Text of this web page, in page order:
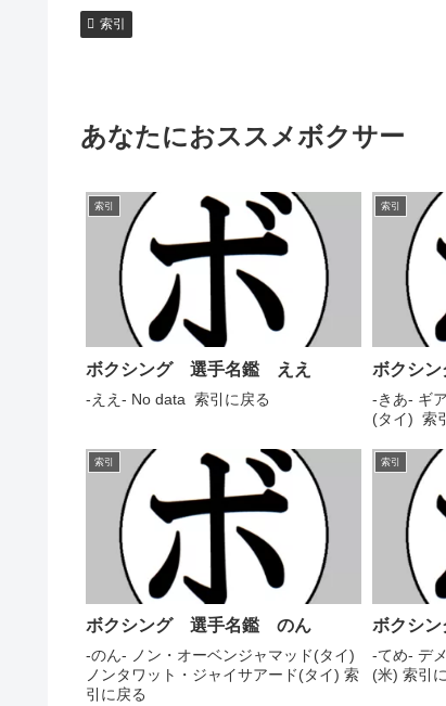
索引
あなたにおススメボクサー
索引
ボクシング 選手名鑑 ええ
-ええ- No data 索引に戻る
索引
ボクシ
-きあ- ギ
(タイ) 索
索引
ボクシング 選手名鑑 のん
-のん- ノン・オーベンジャマッド(タイ)
ノンタワット・ジャイサアード(タイ) 索
引に戻る
索引
ボクシ
-てめ- デ
(米) 索引